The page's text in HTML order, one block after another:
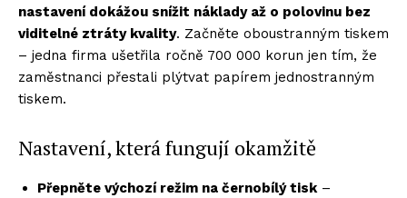
nastavení dokážou snížit náklady až o polovinu bez
viditelné ztráty kvality. Začněte oboustranným tiskem
– jedna firma ušetřila ročně 700 000 korun jen tím, že
zaměstnanci přestali plýtvat papírem jednostranným
tiskem.
Nastavení, která fungují okamžitě
Přepněte výchozí režim na černobílý tisk–